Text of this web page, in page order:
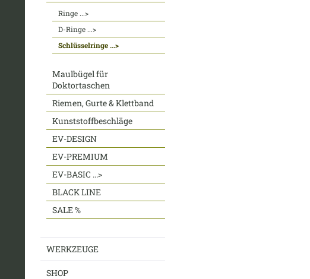
Ringe ...>
D-Ringe ...>
Schlüsselringe ...>
Maulbügel für
Doktortaschen
Riemen, Gurte & Klettband
Kunststoffbeschläge
EV-DESIGN
EV-PREMIUM
EV-BASIC ...>
BLACK LINE
SALE %
WERKZEUGE
SHOP